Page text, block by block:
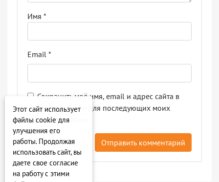
Имя *
Email *
Сохранить моё имя, email и адрес сайта в
этом браузере для последующих моих
комментариев.
Этот сайт использует
файлы cookie для
улучшения его
работы. Продолжая
использовать сайт, вы
даете свое согласие
на работу с этими